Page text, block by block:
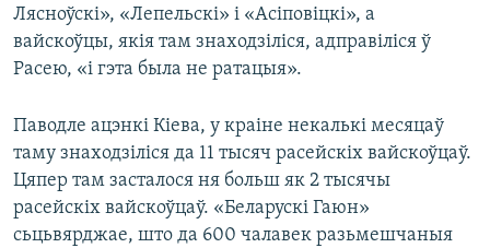
Лясноўскі», «Лепельскі» і «Асіповіцкі», а
вайскоўцы, якія там знаходзіліся, адправіліся ў
Расею, «і гэта была не ратацыя».
Паводле ацэнкі Кіева, у краіне некалькі месяцаў
таму знаходзіліся да 11 тысяч расейскіх вайскоўцаў.
Цяпер там засталося ня больш як 2 тысячы
расейскіх вайскоўцаў. «Беларускі Гаюн»
сьцьвярджае, што да 600 чалавек разьмешчаныя